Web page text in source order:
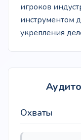
игроков
инструментом
укрепления
Охваты